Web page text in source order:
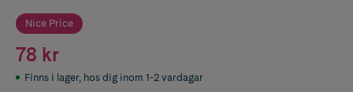
Nice Price
78 kr
Finns i lager, hos dig inom 1-2 vardagar